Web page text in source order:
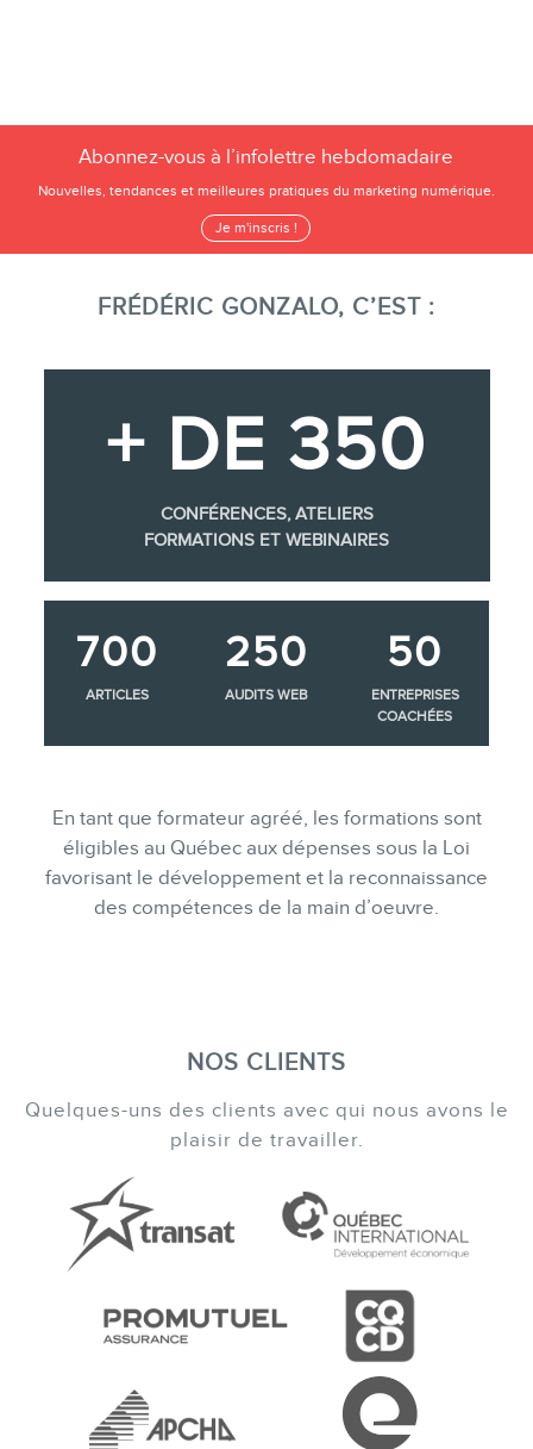
Abonnez-vous à l’infolettre hebdomadaire
Nouvelles, tendances et meilleures pratiques du marketing numérique.
Je m'inscris !
FRÉDÉRIC GONZALO, C’EST :
+ DE 350
CONFÉRENCES, ATELIERS
FORMATIONS ET WEBINAIRES
700
ARTICLES
250
AUDITS WEB
50
ENTREPRISES
COACHÉES
En tant que formateur agréé, les formations sont
éligibles au Québec aux dépenses sous la Loi
favorisant le développement et la reconnaissance
des compétences de la main d’oeuvre.
NOS CLIENTS
Quelques-uns des clients avec qui nous avons le
plaisir de travailler.